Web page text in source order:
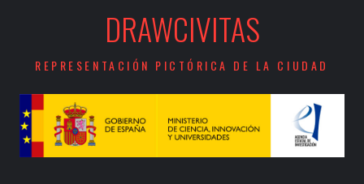
DRAWCIVITAS
REPRESENTACIÓN PICTÓRICA DE LA CIUDAD